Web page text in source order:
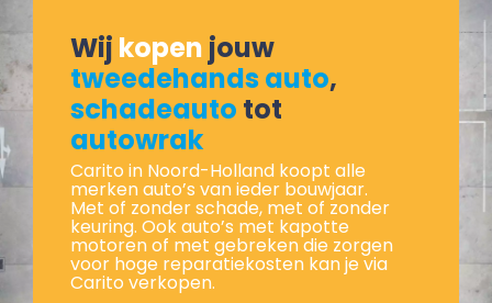
Wij kopen jouw
tweedehands auto,
schadeauto tot
autowrak
Carito in Noord-Holland koopt alle
merken auto’s van ieder bouwjaar.
Met of zonder schade, met of zonder
keuring. Ook auto’s met kapotte
motoren of met gebreken die zorgen
voor hoge reparatiekosten kan je via
Carito verkopen.